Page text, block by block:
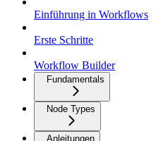
Einführung in Workflows
Erste Schritte
Workflow Builder
Fundamentals
Node Types
Anleitungen